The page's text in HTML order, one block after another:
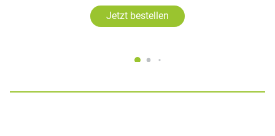
Jetzt bestellen